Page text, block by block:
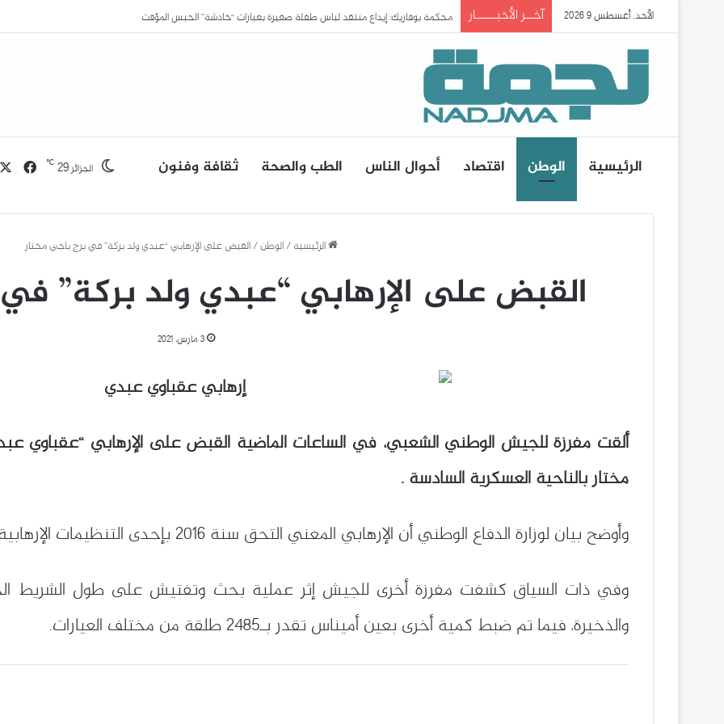
الأحد, أغسطس 9 2026 آخــر الأخبـــــار محكمة بوفاريك: إيداع منتقد لباس طفلة صغيرة بعبارات “خادشة” الحبس المؤقت
الرئيسية الوطن اقتصاد أحوال الناس الطب والصحة ثقافة وفنون الجزائر29
℃
الرئيسية / الوطن/ القبض على الإرهابي “عبدي ولد بركة” في برج باجي مختار
القبض على الإرهابي “عبدي ولد بركة”
3 مارس، 2021
ألقت مفرزة للجيش الوطني الشعبي، في الساعات الماضية القبض على الإرهابي “عقباوي
مختار بالناحية العسكرية السادسة .
وأوضح بيان لوزارة الدفاع الوطني أن الإرهابي المعني التحق سنة 2016 بإحدى التنظيمات الإرهابية الناشطة بمنطقة الساحل.
وفي ذات السياق كشفت مفرزة أخرى للجيش إثر عملية بحث وتفتيش على طول الشريط
والذخيرة، فيما تم ضبط كمية أخرى بعين أميناس تقدر بـ2485 طلقة من مختلف العيارات.